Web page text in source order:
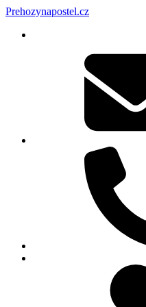
Prehozynapostel.cz